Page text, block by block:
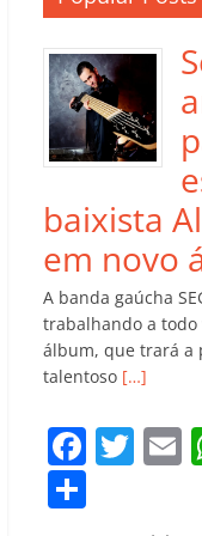
baixista
em novo
A banda gaúcha
trabalhando a todo
álbum, que trará a
talentoso […]
F T
itt
E